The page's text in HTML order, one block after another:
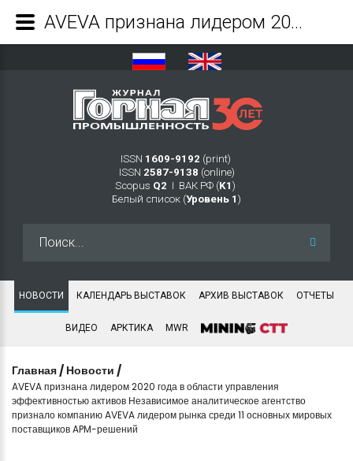
ISSN 1609-9192 (print)
ISSN 2587-9138 (online)
Scopus Q2 Ι ВАК РФ (K1 )
Белый список (Уровень 1 )
НОВОСТИ КАЛЕНДАРЬ ВЫСТАВОК АРХИВ ВЫСТАВОК ОТЧЕТЫ
ВИДЕО АРКТИКА MWR
Главная / Новости /
AVEVA признана лидером 2020 года в области управления
эффективностью активов Независимое аналитическое агентство
признало компанию AVEVA лидером рынка среди 11 основных мировых
поставщиков APM-решений
AVEVA признана лидером 2020 года в области управления эффективностью активов Независимое аналитическое агентство признало компанию AVEVA лидером рынка среди 11 основных мировых поставщиков APM-решений - Журнал Горная промышленность